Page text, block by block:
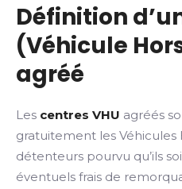
Définition
(Véhicule
agréé
Les centres VHU agréés
gratuitement les Véhicules
détenteurs pourvu qu’ils
éventuels frais de